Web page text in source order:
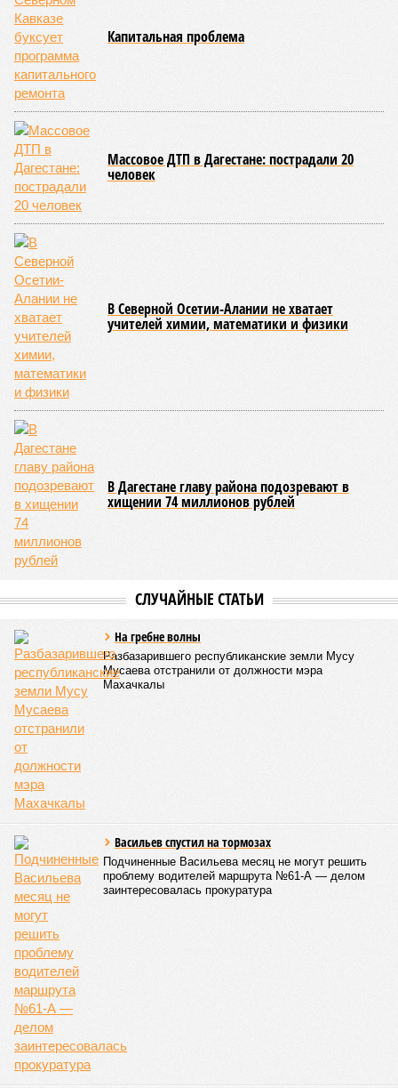
Капитальная проблема
Массовое ДТП в Дагестане: пострадали 20
человек
В Северной Осетии-Алании не хватает
учителей химии, математики и физики
В Дагестане главу района подозревают в
хищении 74 миллионов рублей
СЛУЧАЙНЫЕ СТАТЬИ
На гребне волны
Разбазарившего республиканские земли Мусу
Мусаева отстранили от должности мэра
Махачкалы
Васильев спустил на тормозах
Подчиненные Васильева месяц не могут решить
проблему водителей маршрута №61-А — делом
заинтересовалась прокуратура